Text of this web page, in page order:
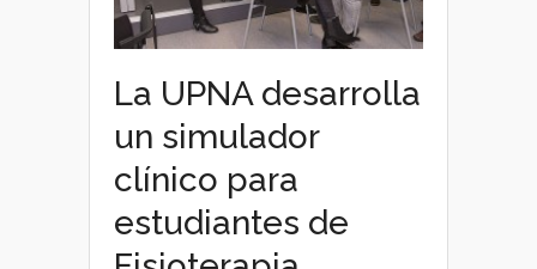
La UPNA desarrolla
un simulador
clínico para
estudiantes de